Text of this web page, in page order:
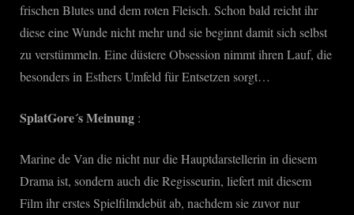
frischen Blutes und dem roten Fleisch. Schon bald reicht ihr
diese eine Wunde nicht mehr und sie beginnt damit sich selbst
zu verstümmeln. Eine düstere Obsession nimmt ihren Lauf, die
besonders in Esthers Umfeld für Entsetzen sorgt…
SplatGore´s Meinung :
Marine de Van die nicht nur die Hauptdarstellerin in diesem
Drama ist, sondern auch die Regisseurin, liefert mit diesem
Film ihr erstes Spielfilmdebüt ab, nachdem sie zuvor nur